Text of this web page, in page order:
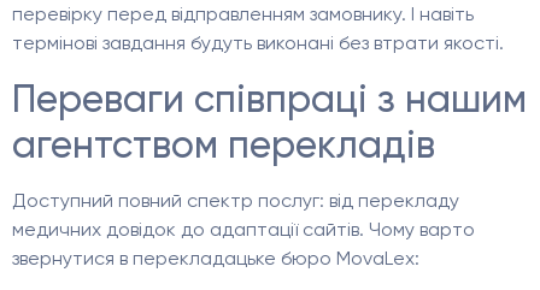
перевірку перед відправленням замовнику. І навіть
термінові завдання будуть виконані без втрати якості.
Переваги співпраці з нашим
агентством перекладів
Доступний повний спектр послуг: від перекладу
медичних довідок до адаптації сайтів. Чому варто
звернутися в перекладацьке бюро MovaLex: